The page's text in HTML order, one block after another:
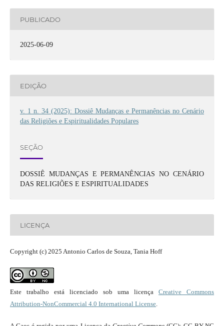
PUBLICADO
2025-06-09
EDIÇÃO
v. 1 n. 34 (2025): Dossiê Mudanças e Permanências no Cenário
das Religiões e Espiritualidades Populares
SEÇÃO
DOSSIÊ MUDANÇAS E PERMANÊNCIAS NO CENÁRIO
DAS RELIGIÕES E ESPIRITUALIDADES
LICENÇA
Copyright (c) 2025 Antonio Carlos de Souza, Tania Hoff
Este trabalho está licenciado sob uma licençaCreative Commons
Attribution-NonCommercial 4.0 International License.